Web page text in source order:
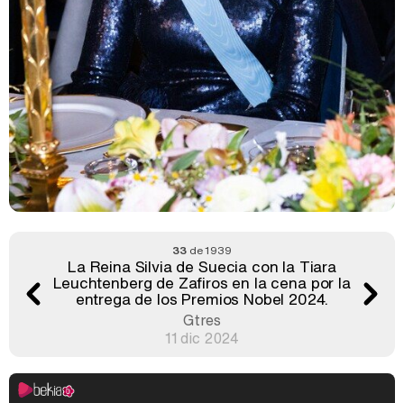
33de 1939
La Reina Silvia de Suecia con la Tiara
Leuchtenberg de Zafiros en la cena por la
entrega de los Premios Nobel 2024.
Gtres
11 dic 2024